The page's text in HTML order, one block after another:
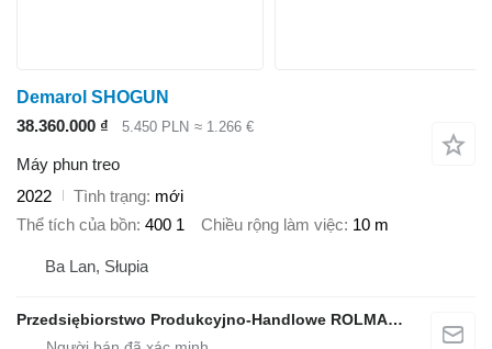
Demarol SHOGUN
38.360.000 ₫
5.450 PLN ≈ 1.266 €
Máy phun treo
2022
Tình trạng mới
Thể tích của bồn 400 1 Chiều rộng làm việc 10 m
Ba Lan, Słupia
Przedsiębiorstwo Produkcyjno-Handlowe ROLMAPOL Marcin Dziekan